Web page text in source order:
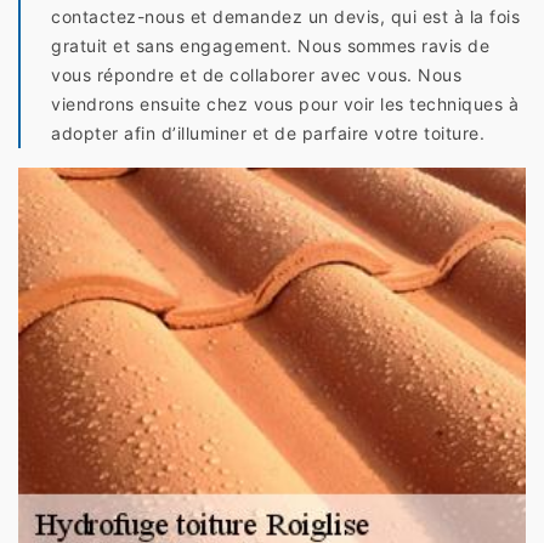
contactez-nous et demandez un devis, qui est à la fois
gratuit et sans engagement. Nous sommes ravis de
vous répondre et de collaborer avec vous. Nous
viendrons ensuite chez vous pour voir les techniques à
adopter afin d’illuminer et de parfaire votre toiture.